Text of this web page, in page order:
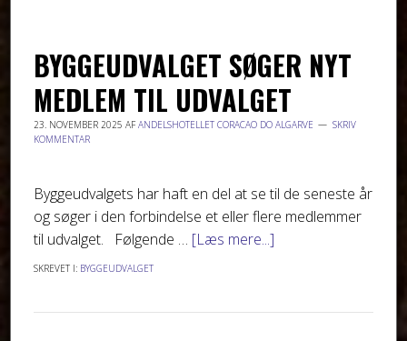
BYGGEUDVALGET SØGER NYT
MEDLEM TIL UDVALGET
23. NOVEMBER 2025 AFANDELSHOTELLET CORACAO DO ALGARVE
SKRIV
KOMMENTAR
Byggeudvalgets har haft en del at se til de seneste år
og søger i den forbindelse et eller flere medlemmer
til udvalget. Følgende … [Læs mere...]
SKREVET I: BYGGEUDVALGET